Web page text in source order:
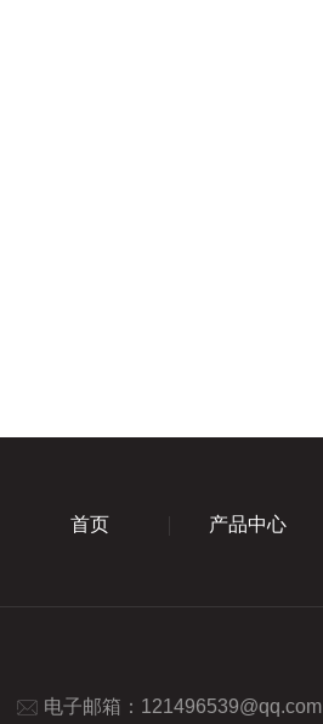
首页 产品中心
电子邮箱： 121496539@qq.com